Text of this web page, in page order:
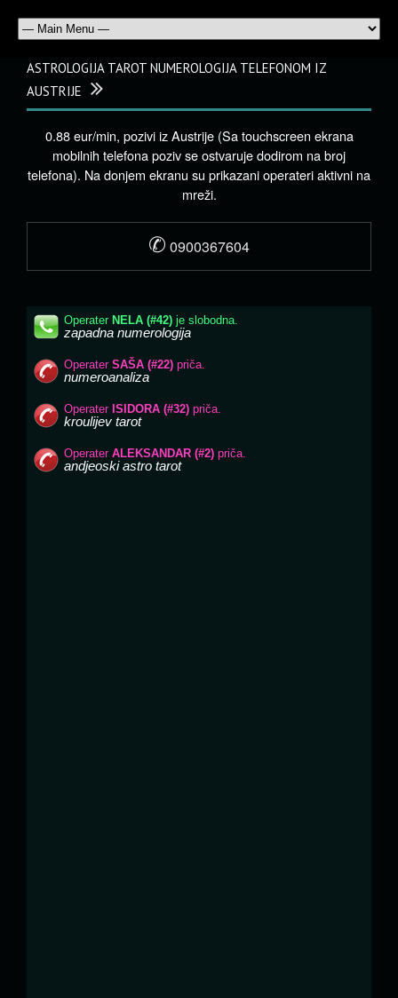
ASTROLOGIJA TAROT NUMEROLOGIJA TELEFONOM IZ
AUSTRIJE
0.88 eur/min, pozivi iz Austrije (Sa touchscreen ekrana
mobilnih telefona poziv se ostvaruje dodirom na broj
telefona). Na donjem ekranu su prikazani operateri aktivni na
mreži.
✆ 0900367604